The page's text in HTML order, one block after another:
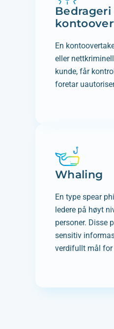
Bedrageri
En
eller
kunde, får
foretar
Whaling
En type spear
ledere på høyt
personer. Disse
sensitiv
verdifullt mål for